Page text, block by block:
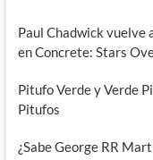
Paul Chadwick vuelve
en Concrete: Stars
Pitufo Verde y Verde
Pitufos
¿Sabe George RR